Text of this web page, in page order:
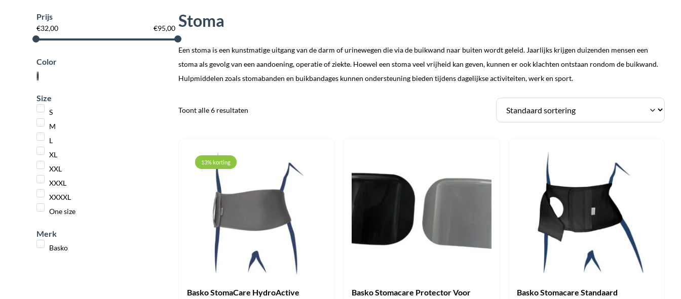
Stoma
Een stoma is een kunstmatige uitgang van de darm of urinewegen die via de buikwand naar buiten wordt geleid. Jaarlijks krijgen duizenden mensen een
stoma als gevolg van een aandoening, operatie of ziekte. Hoewel een stoma veel vrijheid kan geven, kunnen er ook klachten ontstaan rondom de buikwand.
Hulpmiddelen zoals stomabanden en buikbandages kunnen ondersteuning bieden tijdens dagelijkse activiteiten, werk en sport.
Toont alle 6 resultaten
13% korting
Basko StomaCare HydroActive
Basko Stomacare Protector Voor
Basko Stomacare Standaard
Prijs
€32,00 €95,00
Color
Size
S
M
L
XL
XXL
XXXL
XXXXL
One size
Merk
Basko